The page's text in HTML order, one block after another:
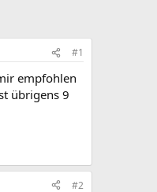
#1
empfohlen
übrigens 9
#2